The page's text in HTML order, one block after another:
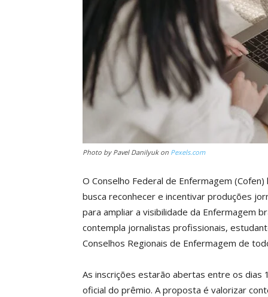
Photo by Pavel Danilyuk on Pexels.com
O Conselho Federal de Enfermagem
busca reconhecer e incentivar produções
para ampliar a visibilidade da Enfermagem
contempla jornalistas profissionais,
Conselhos Regionais de Enfermagem de
As inscrições estarão abertas entre os
oficial do prêmio. A proposta é valorizar